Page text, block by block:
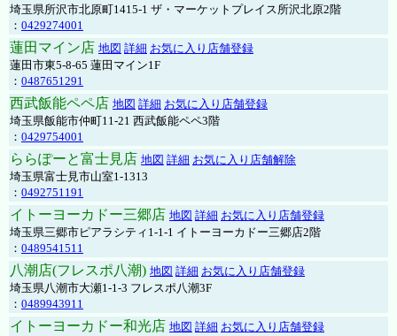
埼玉県所沢市北原町1415-1 ザ・マーケットプレイス所沢北原2階
： 0429274001
蓮田マイン店 地図 詳細 お気に入り店舗登録
蓮田市東5-8-65 蓮田マイン1F
： 0487651291
西武飯能ペペ店 地図 詳細 お気に入り店舗登録
埼玉県飯能市仲町11-21 西武飯能ペペ3階
： 0429754001
ららぽーと富士見店 地図 詳細 お気に入り店舗解除
埼玉県富士見市山室1-1313
： 0492751191
イトーヨーカドー三郷店 地図 詳細 お気に入り店舗登録
埼玉県三郷市ピアラシティ1-1-1 イトーヨーカドー三郷店2階
： 0489541511
八潮店(フレスポ八潮) 地図 詳細 お気に入り店舗登録
埼玉県八潮市大瀬1-1-3 フレスポ八潮3F
： 0489943911
イトーヨーカドー和光店 地図 詳細 お気に入り店舗登録